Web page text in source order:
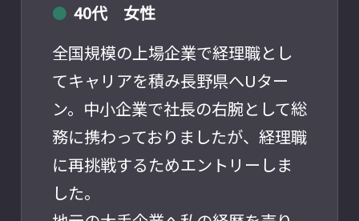
● 40代 女性
全国規模の上場企業で経理職とし
てキャリアを積み長野県へUター
ン。中小企業で社長の右腕として総
務に携わっておりましたが、経理職
に再挑戦するためエントリーしま
した。